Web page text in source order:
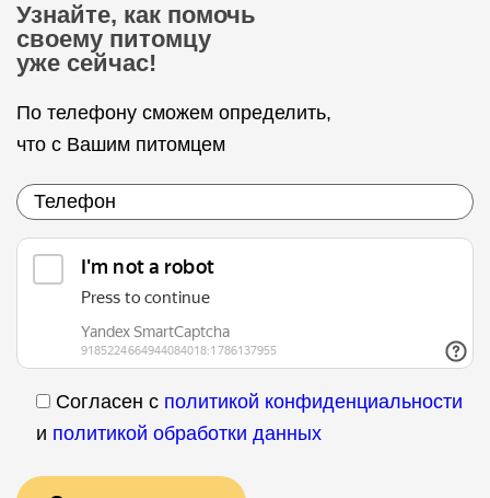
Узнайте, как помочь
своему питомцу
уже сейчас!
По телефону сможем определить,
что с Вашим питомцем
Согласен с политикой конфиденциальности
и политикой обработки данных